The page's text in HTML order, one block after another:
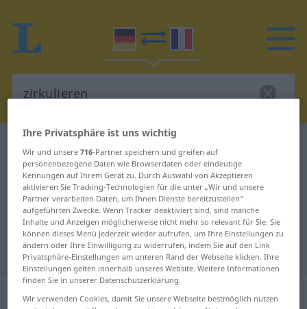
Deutsch-Französisch Übersetzung
für "zirkulieren"
"zirkulieren" Französisch
Übersetzung
„zirkulieren“: intransitives Verb
Ihre Privatsphäre ist uns wichtig
Wir und unsere716-Partner speichern und greifen auf
personenbezogene Daten wie Browserdaten oder eindeutige
Kennungen auf Ihrem Gerät zu. Durch Auswahl von Akzeptieren
aktivieren Sie Tracking-Technologien für die unter „Wir und unsere
Partner verarbeiten Daten, um Ihnen Dienste bereitzustellen“
aufgeführten Zwecke. Wenn Tracker deaktiviert sind, sind manche
Inhalte und Anzeigen möglicherweise nicht mehr so relevant für Sie. Sie
können dieses Menü jederzeit wieder aufrufen, um Ihre Einstellungen zu
ändern oder Ihre Einwilligung zu widerrufen, indem Sie auf den Link
Privatsphäre-Einstellungen am unteren Rand der Webseite klicken. Ihre
Einstellungen gelten innerhalb unseres Website. Weitere Informationen
finden Sie in unserer Datenschutzerklärung.
Wir verwenden Cookies, damit Sie unsere Webseite bestmöglich nutzen